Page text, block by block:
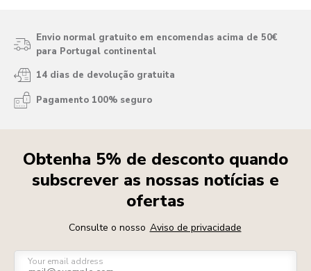
Envio normal gratuito em encomendas acima de 50€
para Portugal continental
14 dias de devolução gratuita
Pagamento 100% seguro
Obtenha 5% de desconto quando
subscrever as nossas notícias e
ofertas
Consulte o nosso Aviso de privacidade
Your email address